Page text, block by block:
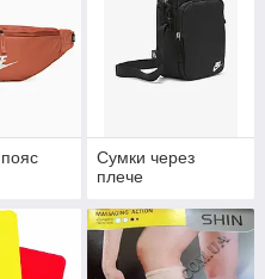
Сумки через
плече